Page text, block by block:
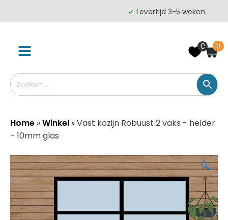
✓ Levertijd 3-5 weken
0 0
Home »Winkel »Vast kozijn Robuust 2 vaks - helder
- 10mm glas
🔍